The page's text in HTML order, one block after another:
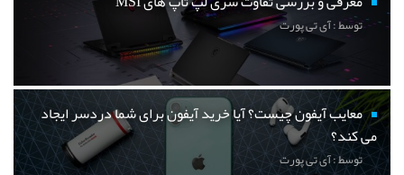
توسط : آی تی پورت
معایب آیفون چیست؟ آیا خرید آیفون برای شما دردسر ایجاد
می کند؟
توسط : آی تی پورت